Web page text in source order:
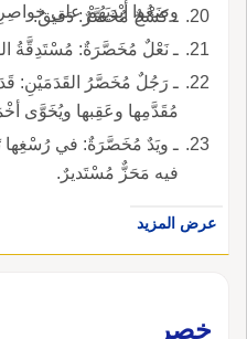
وضَعُوا أيْديَهُمْ على
ـ كشْحٌ مُخَصَّرٌ: دَقيقٌ.
ـ نَعْلٌ مُخَصَّرَةٌ: مُسْتَدِقَّةُ
ـ رَجُلٌ مُخَصَّرُ القَدَمَيْنِ:
مُقَدَّمِها وعَقِبها ويُخَوَّى
ـ ويَدٌ مُخَصَّرَةٌ: في رُسْغِها
فيه مَحَزٌّ مُسْتَديرٌ.
عرض المزيد
خصر